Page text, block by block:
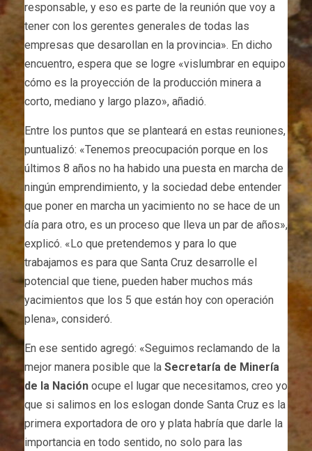
responsable, y eso es parte de la reunión que voy a
tener con los gerentes generales de todas las
empresas que desarollan en la provincia». En dicho
encuentro, espera que se logre «vislumbrar en equipo
cómo es la proyección de la producción minera a
corto, mediano y largo plazo», añadió.
Entre los puntos que se planteará en estas reuniones,
puntualizó: «Tenemos preocupación porque en los
últimos 8 años no ha habido una puesta en marcha de
ningún emprendimiento, y la sociedad debe entender
que poner en marcha un yacimiento no se hace de un
día para otro, es un proceso que lleva un par de años»,
explicó. «Lo que pretendemos y para lo que
trabajamos es para que Santa Cruz desarrolle el
potencial que tiene, pueden haber muchos más
yacimientos que los 5 que están hoy con operación
plena», consideró.
En ese sentido agregó: «Seguimos reclamando de la
mejor manera posible que la Secretaría de Minería
de la Nación ocupe el lugar que necesitamos, creo yo
que si salimos en los eslogan donde Santa Cruz es la
primera exportadora de oro y plata habría que darle la
importancia en todo sentido, no solo para las